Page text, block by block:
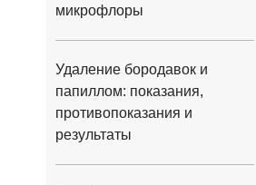
микрофлоры
Удаление бородавок и
папиллом: показания,
противопоказания и
результаты